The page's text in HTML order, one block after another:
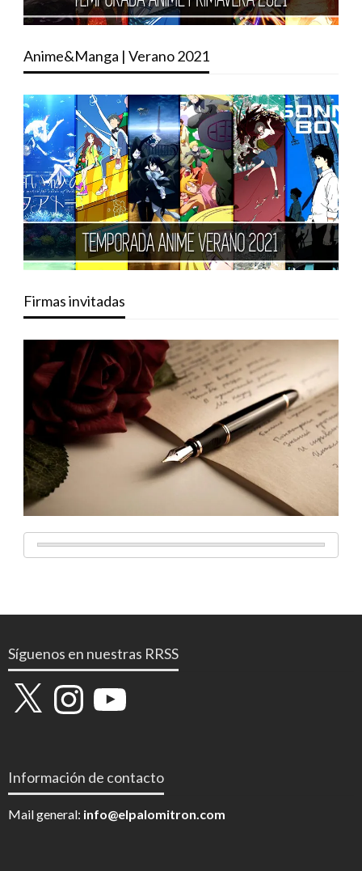
Anime&Manga | Verano 2021
Firmas invitadas
Síguenos en nuestras RRSS
X InstagramYouTube
Información de contacto
Mail general: info@elpalomitron.com